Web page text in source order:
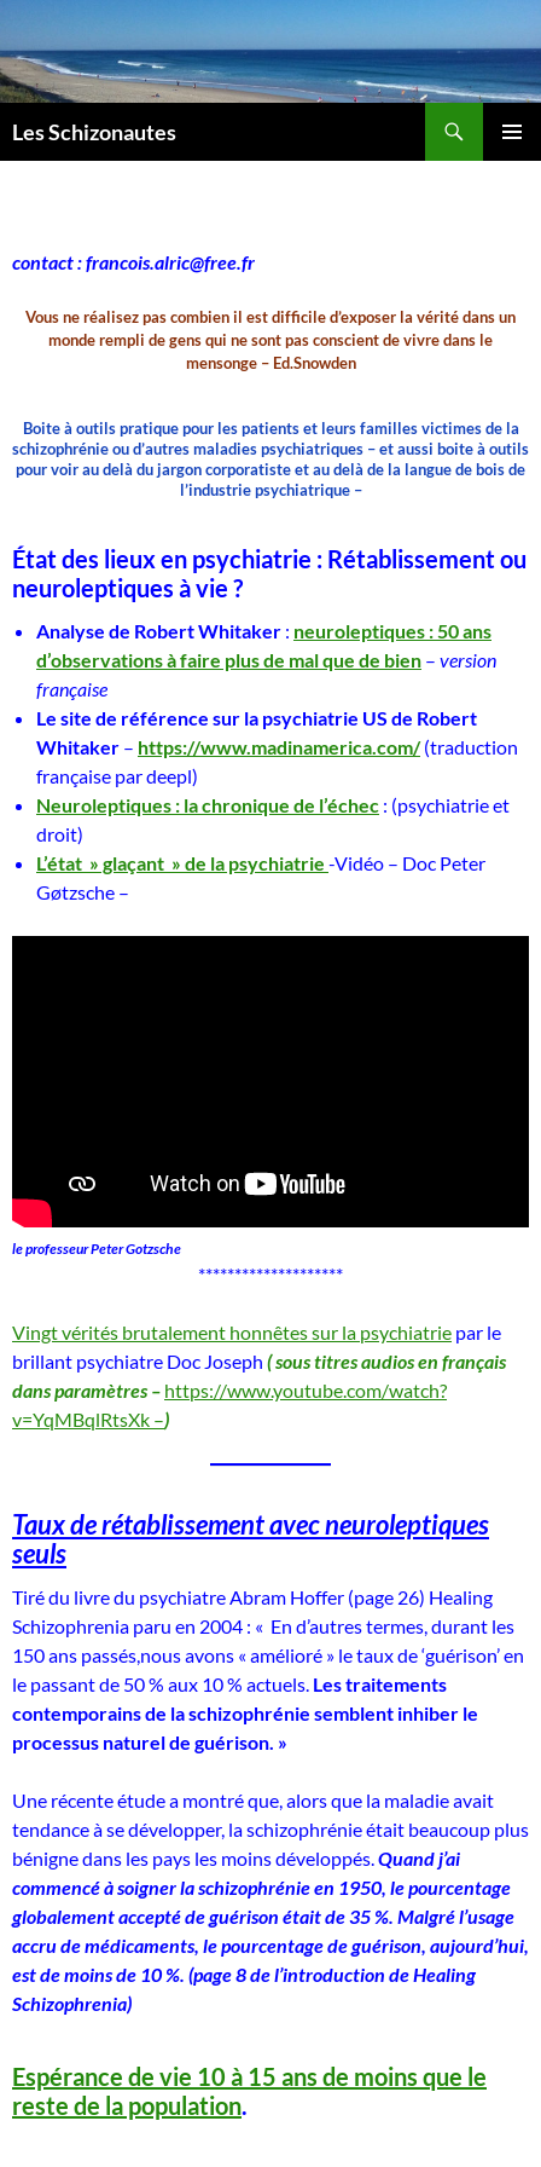
contenu
Les Schizonautes
contact : francois.alric@free.fr
Vous ne réalisez pas combien il est difficile d’exposer la vérité dans un
monde rempli de gens qui ne sont pas conscient de vivre dans le
mensonge – Ed.Snowden
Boite à outils pratique pour les patients et leurs familles victimes de la
schizophrénie ou d’autres maladies psychiatriques – et aussi boite à outils
pour voir au delà du jargon corporatiste et au delà de la langue de bois de
l’industrie psychiatrique –
État des lieux en psychiatrie : Rétablissement ou
neuroleptiques à vie ?
Analyse de Robert Whitaker : neuroleptiques : 50 ans
d’observations à faire plus de mal que de bien – version
française
Le site de référence sur la psychiatrie US de Robert
Whitaker – https://www.madinamerica.com/ (traduction
française par deepl)
Neuroleptiques : la chronique de l’échec : (psychiatrie et
droit)
L’état » glaçant » de la psychiatrie -Vidéo – Doc Peter
Gøtzsche –
le professeur Peter Gotzsche
********************
Vingt vérités brutalement honnêtes sur la psychiatrie par le
brillant psychiatre Doc Joseph ( sous titres audios en français
dans paramètres – https://www.youtube.com/watch?
v=YqMBqlRtsXk –)
Taux de rétablissement avec neuroleptiques
seuls
Tiré du livre du psychiatre Abram Hoffer (page 26) Healing
Schizophrenia paru en 2004 : « En d’autres termes, durant les
150 ans passés,nous avons « amélioré » le taux de ‘guérison’ en
le passant de 50 % aux 10 % actuels. Les traitements
contemporains de la schizophrénie semblent inhiber le
processus naturel de guérison. »
Une récente étude a montré que, alors que la maladie avait
tendance à se développer, la schizophrénie était beaucoup plus
bénigne dans les pays les moins développés.Quand j’ai
commencé à soigner la schizophrénie en 1950, le pourcentage
globalement accepté de guérison était de 35 %. Malgré l’usage
accru de médicaments, le pourcentage de guérison, aujourd’hui,
est de moins de 10 %. (page 8 de l’introduction de Healing
Schizophrenia)
Espérance de vie 10 à 15 ans de moins que le
reste de la population.